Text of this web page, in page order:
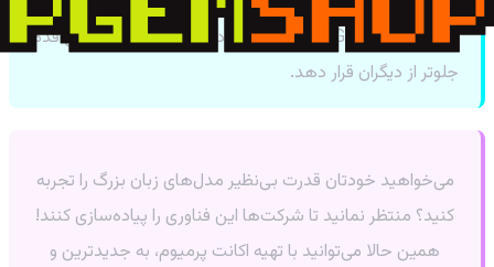
Copilot و Gemini می‌تواند شما را در بازار کار آینده چندین قدم
جلوتر از دیگران قرار دهد.
می‌خواهید خودتان قدرت بی‌نظیر مدل‌های زبان بزرگ را تجربه
کنید؟ منتظر نمانید تا شرکت‌ها این فناوری را پیاده‌سازی کنند!
همین حالا می‌توانید با تهیه اکانت پرمیوم، به جدیدترین و